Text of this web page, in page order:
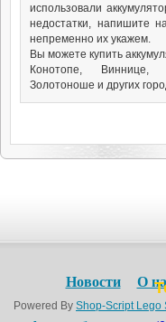
использовали
недостатки, напишите
непременно их укажем.
Вы можете купить
Конотопе, Виннице,
Золотоноше и других
Новости О
Powered By Shop-Script Lego